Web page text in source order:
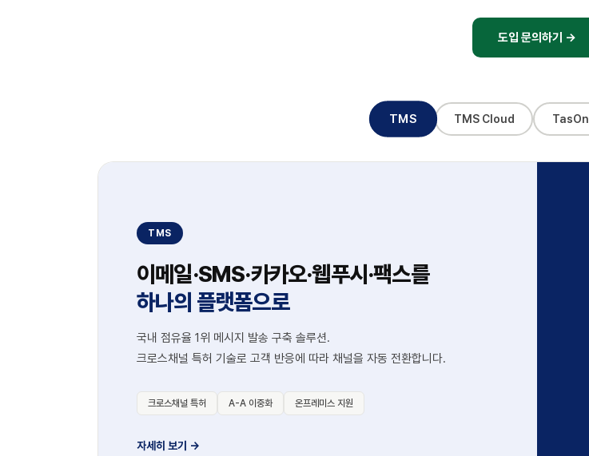
도입 문의하기 →
TMS TMS Cloud TasOn
TMS
이메일·SMS·카카오·웹푸시·팩스를
하나의 플랫폼으로
국내 점유율 1위 메시지 발송 구축 솔루션.
크로스채널 특허 기술로 고객 반응에 따라 채널을 자동 전환합니다.
크로스채널 특허 A-A 이중화 온프레미스 지원
자세히 보기 →